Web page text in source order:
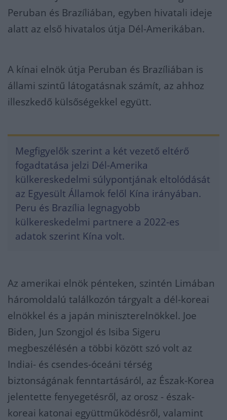
Peruban és Brazíliában, egyben hivatali ideje
alatt az első hivatalos útja Dél-Amerikában.
A kínai elnök útja Peruban és Brazíliában is
állami szintű látogatásnak számít, az ahhoz
illeszkedő külsőségekkel együtt.
Megfigyelők szerint a két vezető eltérő
fogadtatása jelzi Dél-Amerika
külkereskedelmi súlypontjának eltolódását
az Egyesült Államok felől Kína irányában.
Peru és Brazília legnagyobb
külkereskedelmi partnere a 2022-es
adatok szerint Kína volt.
Az amerikai elnök pénteken, szintén Limában
háromoldalú találkozón tárgyalt a dél-koreai
elnökkel és a japán miniszterelnökkel. Joe
Biden, Jun Szongjol és Isiba Sigeru
megbeszélésén a többi között szó volt az
Indiai- és csendes-óceáni térség
biztonságának fenntartásáról, az Észak-Korea
jelentette fenyegetésről, az orosz - észak-
koreai katonai együttműködésről, valamint